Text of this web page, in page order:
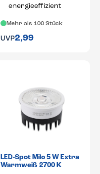
energieeffizient
Mehr als 100 Stück
UVP2,99
LED-Spot Milo 5 W Extra
Warmweiß 2700 K